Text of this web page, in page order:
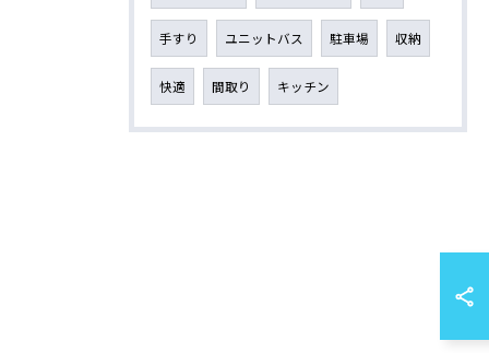
手すり ユニットバス 駐車場 収納
快適 間取り キッチン